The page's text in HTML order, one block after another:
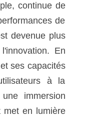
continue de
de
devenue plus
En
ses capacités
à la
immersion
met en lumière